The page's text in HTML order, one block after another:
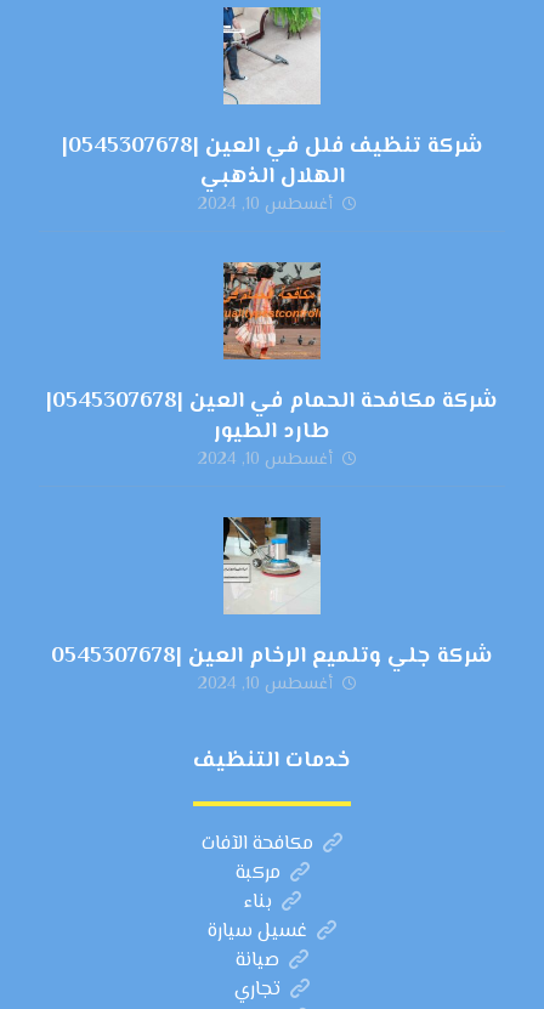
شركة تنظيف فلل في العين |0545307678|
الهلال الذهبي
أغسطس 10, 2024
شركة مكافحة الحمام في العين |0545307678|
طارد الطيور
أغسطس 10, 2024
شركة جلي وتلميع الرخام العين |0545307678
أغسطس 10, 2024
خدمات التنظيف
مكافحة الآفات
مركبة
بناء
غسيل سيارة
صيانة
تجاري